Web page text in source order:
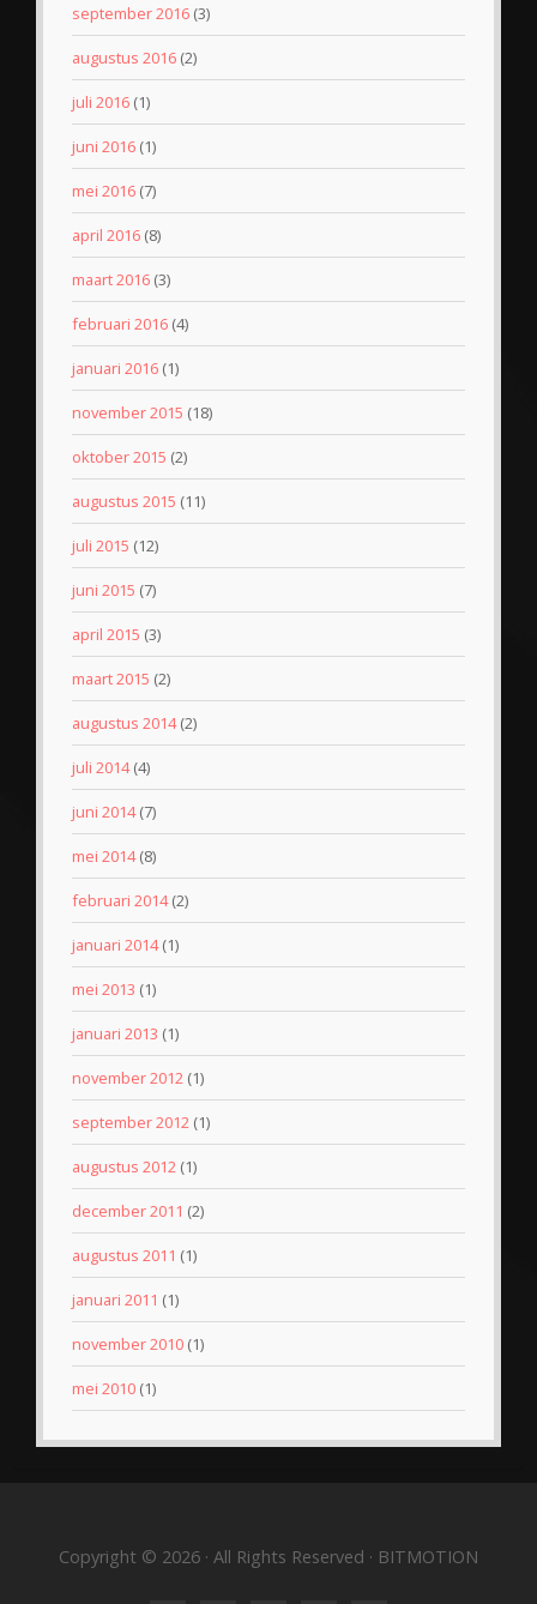
september 2016 (3)
augustus 2016 (2)
juli 2016 (1)
juni 2016 (1)
mei 2016 (7)
april 2016 (8)
maart 2016 (3)
februari 2016 (4)
januari 2016 (1)
november 2015 (18)
oktober 2015 (2)
augustus 2015 (11)
juli 2015 (12)
juni 2015 (7)
april 2015 (3)
maart 2015 (2)
augustus 2014(2)
juli 2014(4)
juni 2014(7)
mei 2014(8)
februari 2014(2)
januari 2014(1)
mei 2013 (1)
januari 2013 (1)
november 2012 (1)
september 2012 (1)
augustus 2012 (1)
december 2011 (2)
augustus 2011 (1)
januari 2011 (1)
november 2010 (1)
mei 2010 (1)
Copyright © 2026 · All Rights Reserved · BITMOTION